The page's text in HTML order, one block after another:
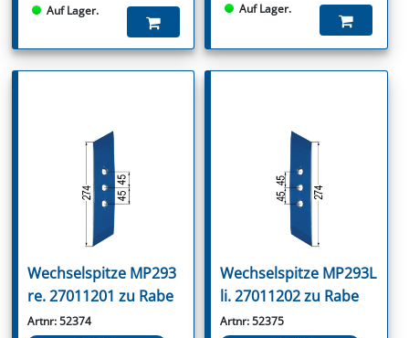
Auf Lager. Auf Lager.
Wechselspitze MP293
re. 27011201 zu Rabe
Artnr: 52374
Wechselspitze MP293L
li. 27011202 zu Rabe
Artnr: 52375